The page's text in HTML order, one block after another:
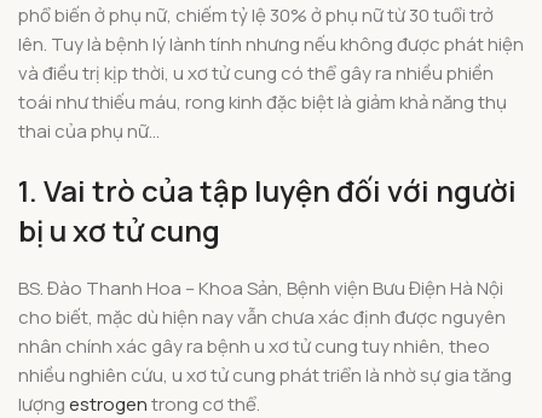
phổ biến ở phụ nữ, chiếm tỷ lệ 30% ở phụ nữ từ 30 tuổi trở
lên. Tuy là bệnh lý lành tính nhưng nếu không được phát hiện
và điều trị kịp thời, u xơ tử cung có thể gây ra nhiều phiền
toái như thiếu máu, rong kinh đặc biệt là giảm khả năng thụ
thai của phụ nữ…
1. Vai trò của tập luyện đối với người
bị u xơ tử cung
BS. Đào Thanh Hoa – Khoa Sản, Bệnh viện Bưu Điện Hà Nội
cho biết, mặc dù hiện nay vẫn chưa xác định được nguyên
nhân chính xác gây ra bệnh u xơ tử cung tuy nhiên, theo
nhiều nghiên cứu, u xơ tử cung phát triển là nhờ sự gia tăng
lượngestrogentrong cơ thể.